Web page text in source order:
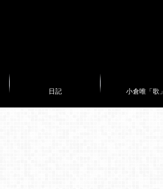
日記 小倉唯「歌」